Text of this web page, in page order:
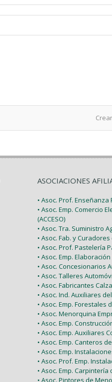
ASOCIACIONES
• Asoc. Prof. Enseñanza
• Asoc. Emp. Comercio
(ACCESO)
• Asoc. Tra. Suministro
• Asoc. Fab. y
• Asoc. Prof. Pastelería
• Asoc. Emp.
• Asoc. Concesionarios
• Asoc. Talleres
• Asoc. Fabricantes
• Asoc. Ind. Auxiliares
• Asoc. Emp. Forestales
• Asoc. Menorquina
• Asoc. Emp.
• Asoc. Emp. Auxiliares
• Asoc. Emp. Canteros
• Asoc. Emp.
• Asoc. Prof. Emp.
• Asoc. Emp.
• Asoc. Pintores de